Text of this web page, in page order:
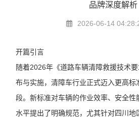
品牌深度解析
2026-06-14
开篇引言
随着2026年《道路车辆清障救援技术
布与实施，清障车行业正式迈入更高标
段。新标准对车辆的作业效率、安全性
水平提出了明确规范，尤其针对四川地